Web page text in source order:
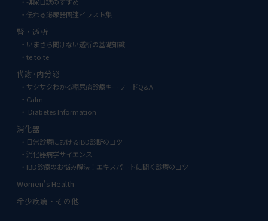
伝わる泌尿器関連イラスト集
腎・透析
いまさら聞けない透析の基礎知識
te to te
代謝·内分泌
サクサクわかる糖尿病診療キーワードQ&A
Calm
Diabetes Information
消化器
日常診療におけるIBD診断のコツ
消化器病学サイエンス
IBD診療のお悩み解決！エキスパートに聞く診療のコツ
Women's Health
希少疾病・その他